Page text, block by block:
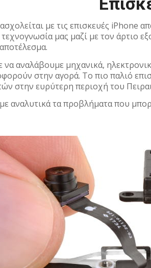
με τις επισκευές iPhone
μας μαζί με τον άρτιο
αναλάβουμε μηχανικά,
στην αγορά. Το πιο παλιό
στην ευρύτερη περιοχή του
αναλυτικά τα προβλήματα που